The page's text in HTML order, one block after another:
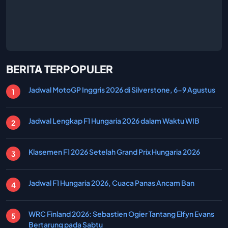
BERITA TERPOPULER
Jadwal MotoGP Inggris 2026 di Silverstone, 6-9 Agustus
Jadwal Lengkap F1 Hungaria 2026 dalam Waktu WIB
Klasemen F1 2026 Setelah Grand Prix Hungaria 2026
Jadwal F1 Hungaria 2026, Cuaca Panas Ancam Ban
WRC Finland 2026: Sebastien Ogier Tantang Elfyn Evans
Bertarung pada Sabtu